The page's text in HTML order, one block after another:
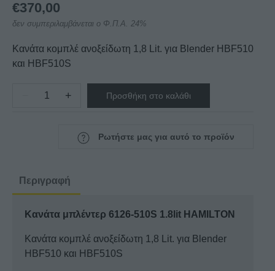
€370,00
δεν συμπεριλαμβάνεται ο Φ.Π.Α. 24%
Κανάτα κομπλέ ανοξείδωτη 1,8 Lit. για Blender ΗBF510
και HBF510S
για
HBF510S
HAMILTON
+ Προσθήκη στο καλάθι
Ρωτήστε μας για αυτό το προϊόν
Περιγραφή
Κανάτα μπλέντερ 6126-510S 1.8lit HAMILTON
Κανάτα κομπλέ ανοξείδωτη 1,8 Lit. για Blender
ΗBF510 και HBF510S